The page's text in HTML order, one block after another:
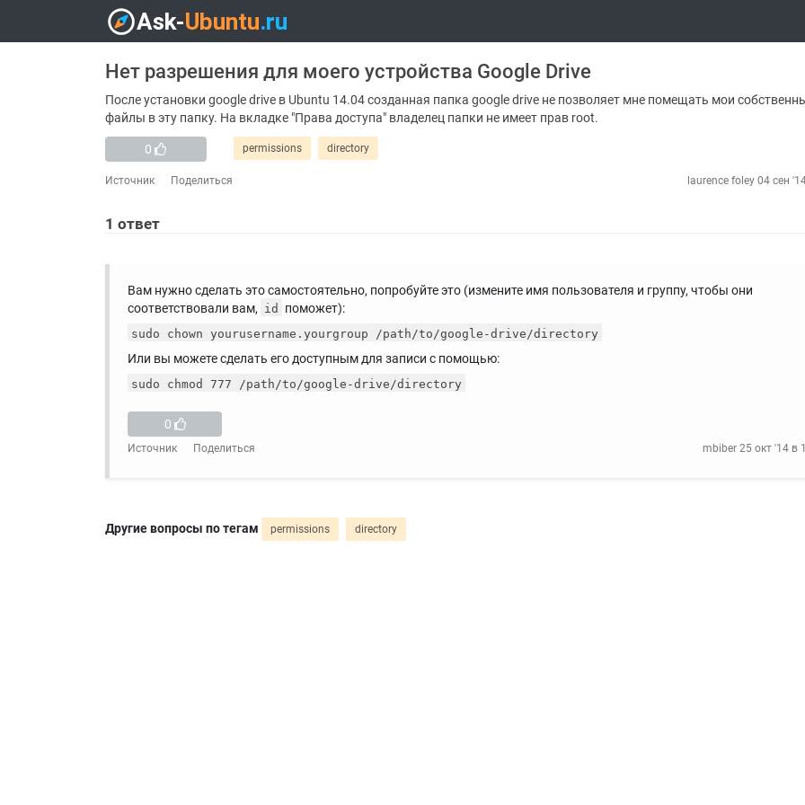
Нет разрешения для моего устройства Google Drive
После установки google drive в Ubuntu 14.04 созданная папка google drive не позволяет мне помещать мои
файлы в эту папку. На вкладке "Права доступа" владелец папки не имеет прав root.
0 permissions directory
Источник Поделиться laurence foley 04 сен
1 ответ
Вам нужно сделать это самостоятельно, попробуйте это (измените имя пользователя и группу, чтобы они
соответствовали вам, id поможет):
sudo chown yourusername.yourgroup /path/to/google-drive/directory
Или вы можете сделать его доступным для записи с помощью:
sudo chmod 777 /path/to/google-drive/directory
0
Источник Поделиться mbiber 25 окт '14 в
Другие вопросы по тегам permissions directory